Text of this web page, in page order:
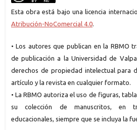
Esta obra está bajo una licencia
Atribución-NoComercial 4.0.
• Los autores que publican en la RBMO
de publicación a la Universidad de
derechos de propiedad intelectual para
artículo y la revista en cualquier formato.
• La RBMO autoriza el uso de figuras,
su colección de manuscritos, en
educacionales, siempre que se incluya la